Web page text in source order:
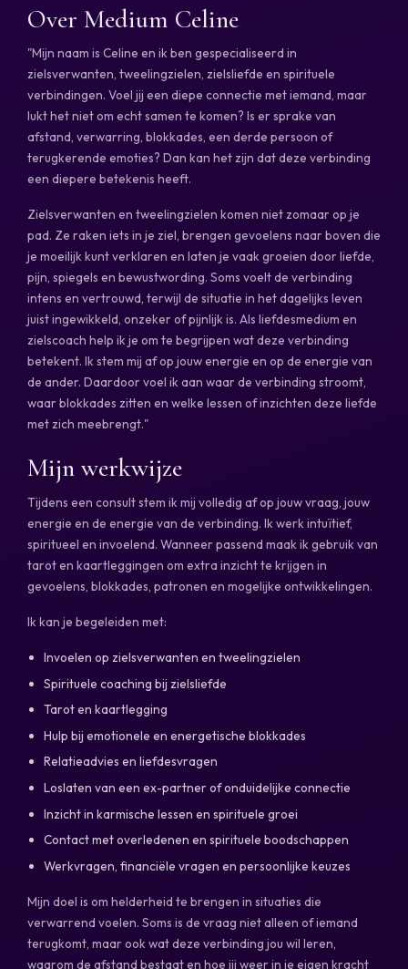
Over Medium Celine
"Mijn naam is Celine en ik ben gespecialiseerd in
zielsverwanten, tweelingzielen, zielsliefde en spirituele
verbindingen. Voel jij een diepe connectie met iemand, maar
lukt het niet om echt samen te komen? Is er sprake van
afstand, verwarring, blokkades, een derde persoon of
terugkerende emoties? Dan kan het zijn dat deze verbinding
een diepere betekenis heeft.
Zielsverwanten en tweelingzielen komen niet zomaar op je
pad. Ze raken iets in je ziel, brengen gevoelens naar boven die
je moeilijk kunt verklaren en laten je vaak groeien door liefde,
pijn, spiegels en bewustwording. Soms voelt de verbinding
intens en vertrouwd, terwijl de situatie in het dagelijks leven
juist ingewikkeld, onzeker of pijnlijk is. Als liefdesmedium en
zielscoach help ik je om te begrijpen wat deze verbinding
betekent. Ik stem mij af op jouw energie en op de energie van
de ander. Daardoor voel ik aan waar de verbinding stroomt,
waar blokkades zitten en welke lessen of inzichten deze liefde
met zich meebrengt."
Mijn werkwijze
Tijdens een consult stem ik mij volledig af op jouw vraag, jouw
energie en de energie van de verbinding. Ik werk intuïtief,
spiritueel en invoelend. Wanneer passend maak ik gebruik van
tarot en kaartleggingen om extra inzicht te krijgen in
gevoelens, blokkades, patronen en mogelijke ontwikkelingen.
Ik kan je begeleiden met:
Invoelen op zielsverwanten en tweelingzielen
Spirituele coaching bij zielsliefde
Tarot en kaartlegging
Hulp bij emotionele en energetische blokkades
Relatieadvies en liefdesvragen
Loslaten van een ex-partner of onduidelijke connectie
Inzicht in karmische lessen en spirituele groei
Contact met overledenen en spirituele boodschappen
Werkvragen, financiële vragen en persoonlijke keuzes
Mijn doel is om helderheid te brengen in situaties die
verwarrend voelen. Soms is de vraag niet alleen of iemand
terugkomt, maar ook wat deze verbinding jou wil leren,
waarom de afstand bestaat en hoe jij weer in je eigen kracht